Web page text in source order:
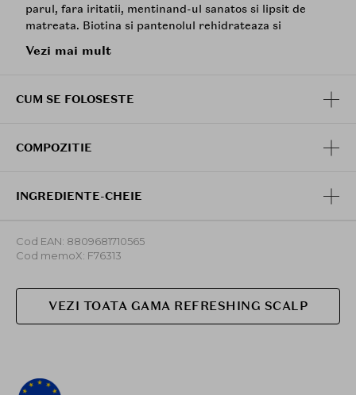
parul, fara iritatii, mentinand-ul sanatos si lipsit de
matreata. Biotina si pantenolul rehidrateaza si
racoritoare si mentolata.
are un parfum care dureaza mult timp si este unic,
muguet si iasomie pentru o vibratie infloritoare.
Udati bine parul si scalpul cu apa calduta. Puneti
masat bine parul si scalpul cu spuma, clatiti-l cu grija.
Vezi mai mult
CUM SE FOLOSESTE
COMPOZITIE
INGREDIENTE-CHEIE
Cod EAN: 8809681710565
Cod memoX: F76313
VEZI TOATA GAMA REFRESHING SCALP